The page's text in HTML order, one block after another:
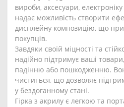
вироби, аксесуари,
надає можливість створити
дисплейну композицію, що
покупців.
Завдяки своїй міцності та
надійно підтримує ваші
падінню або пошкодженню.
чиститься, що дозволяє
у бездоганному стані.
Гірка з акрилу є легкою та